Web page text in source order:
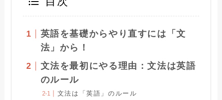
英語を基礎からやり直すには「文
法」から！
文法を最初にやる理由：文法は英語
のルール
文法は「英語」のルール